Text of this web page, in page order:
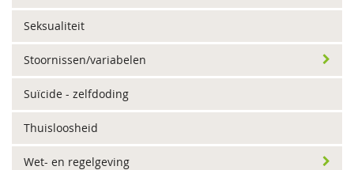
Seksualiteit
Stoornissen/variabelen
Suïcide - zelfdoding
Thuisloosheid
Wet- en regelgeving